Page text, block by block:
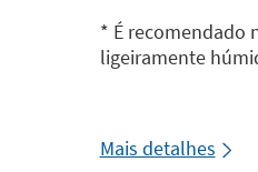
* É recomendado
ligeiramente
Mais detalhes